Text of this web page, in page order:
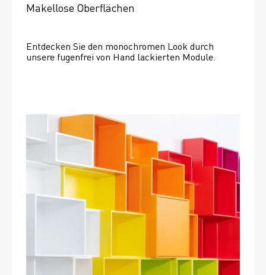
Makellose Oberflächen
Entdecken Sie den monochromen Look durch
unsere fugenfrei von Hand lackierten Module.